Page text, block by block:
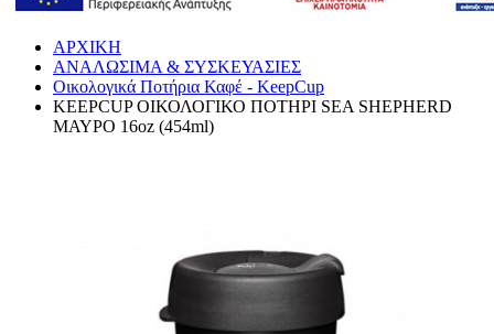
ΑΡΧΙΚΗ
ΑΝΑΛΩΣΙΜΑ & ΣΥΣΚΕΥΑΣΙΕΣ
Οικολογικά Ποτήρια Καφέ - KeepCup
KEEPCUP ΟΙΚΟΛΟΓΙΚΟ ΠΟΤΗΡΙ SEA SHEPHERD
ΜΑΥΡΟ 16oz (454ml)